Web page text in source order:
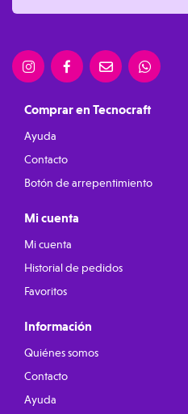
Comprar en Tecnocraft
Ayuda
Contacto
Botón de arrepentimiento
Mi cuenta
Mi cuenta
Historial de pedidos
Favoritos
Información
Quiénes somos
Contacto
Ayuda